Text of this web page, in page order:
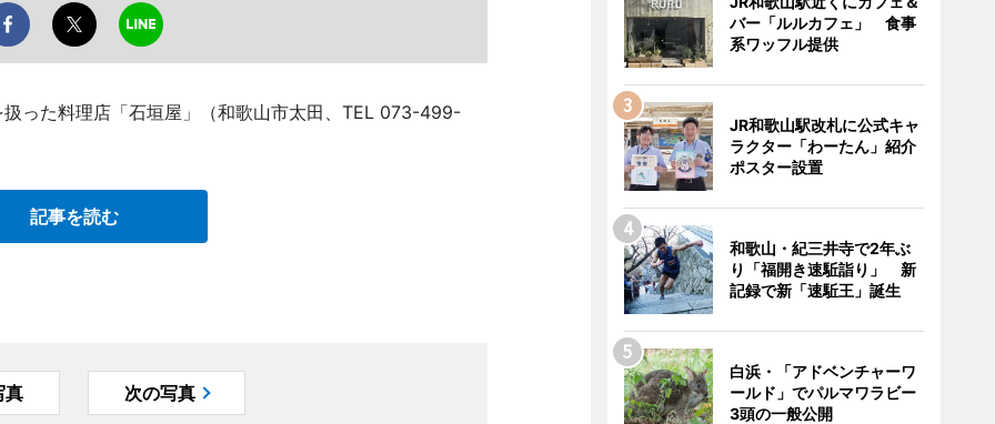
った料理店「石垣屋」（和歌山市太田、TEL 073-499-
記事を読む
真 次の写真
バー「ルルカフェ」 食事
系ワッフル提供
JR和歌山駅改札に公式キャ
ラクター「わーたん」紹介
ポスター設置
和歌山・紀三井寺で2年ぶ
り「福開き速駈詣り」 新
記録で新「速駈王」誕生
白浜・「アドベンチャーワ
ールド」でパルマワラビー
3頭の一般公開